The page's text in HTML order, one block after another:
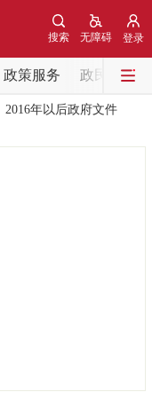
登录
无障碍
搜索
政策服务 政民互动
中央部委动态
2016年以后政府文件